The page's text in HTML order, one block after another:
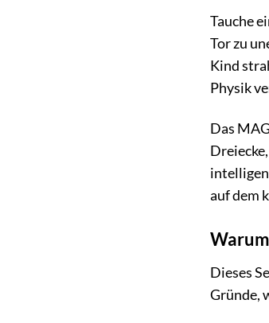
Tauche
Tor zu
Kind
Physik
Das
auf dem
Dieses
Gründe,